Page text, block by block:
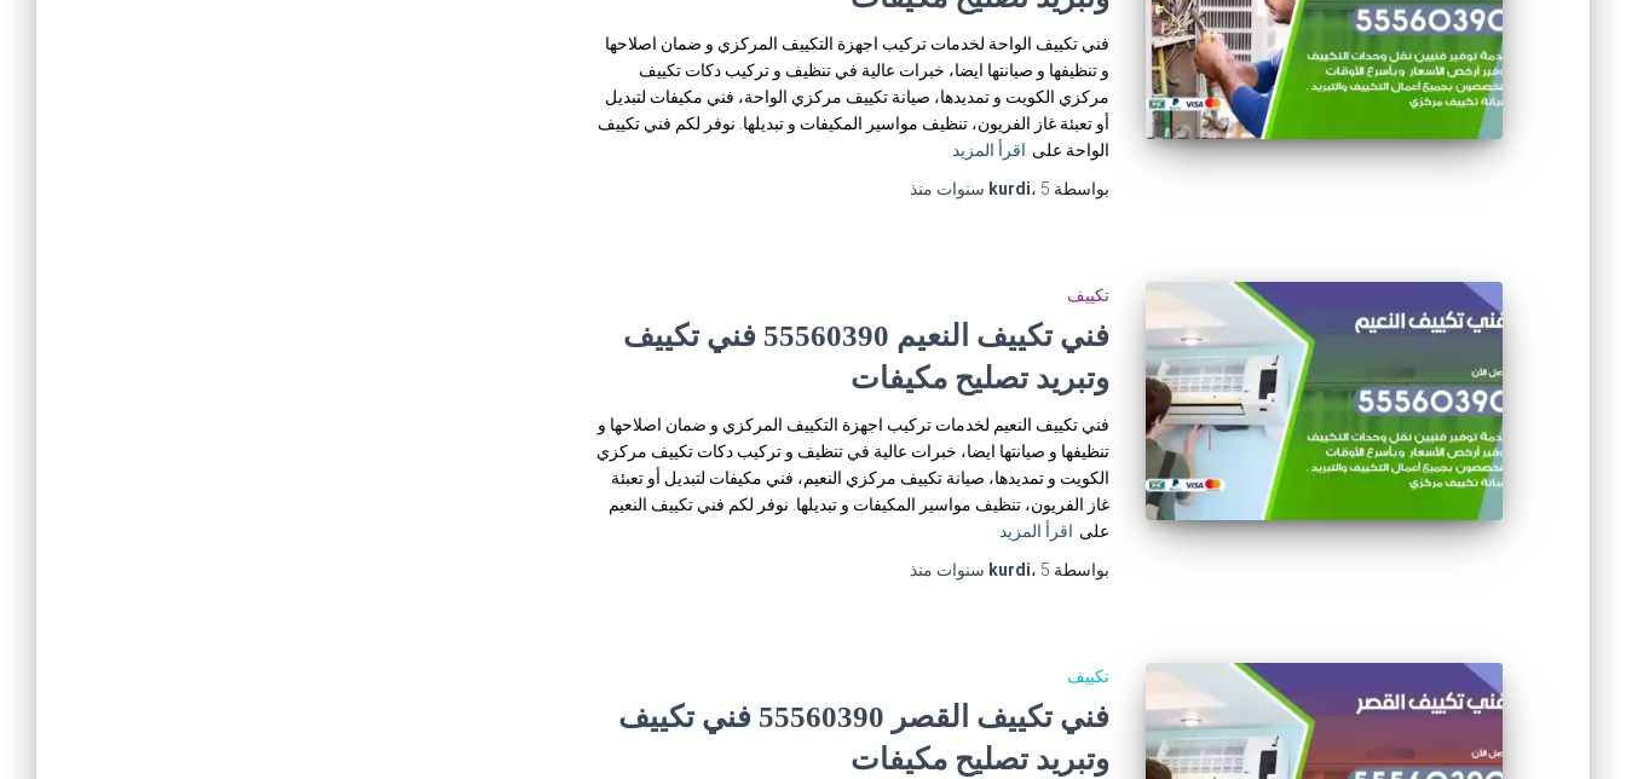
فني تكييف الواحة لخدمات تركيب اجهزة التكييف المركزي و ضمان اصلاحها
و تنظيفها و صيانتها ايضا، خبرات عالية في تنظيف و تركيب دكات تكييف
مركزي الكويت و تمديدها، صيانة تكييف مركزي الواحة، فني مكيفات لتبديل
أو تعبئة غاز الفريون، تنظيف مواسير المكيفات و تبديلها. نوفر لكم فني تكييف
الواحة على اقرأ المزيد
بواسطة
kurdi، 5 سنوات منذ
تكييف
فني تكييف النعيم 55560390 فني تكييف
وتبريد تصليح مكيفات
فني تكييف النعيم لخدمات تركيب اجهزة التكييف المركزي و ضمان اصلاحها و
تنظيفها و صيانتها ايضا، خبرات عالية في تنظيف و تركيب دكات تكييف مركزي
الكويت و تمديدها، صيانة تكييف مركزي النعيم، فني مكيفات لتبديل أو تعبئة
غاز الفريون، تنظيف مواسير المكيفات و تبديلها. نوفر لكم فني تكييف النعيم
على اقرأ المزيد
بواسطة
kurdi، 5 سنوات منذ
تكييف
فني تكييف القصر 55560390 فني تكييف
وتبريد تصليح مكيفات